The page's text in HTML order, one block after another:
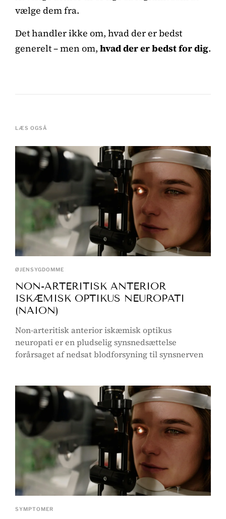
vælge dem fra.
Det handler ikke om, hvad der er bedst
generelt – men om, hvad der er bedst for dig.
LÆS OGSÅ
ØJENSYGDOMME
NON-ARTERITISK ANTERIOR
ISKÆMISK OPTIKUS NEUROPATI
(NAION)
Non-arteritisk anterior iskæmisk optikus
neuropati er en pludselig synsnedsættelse
forårsaget af nedsat blodforsyning til synsnerven
SYMPTOMER